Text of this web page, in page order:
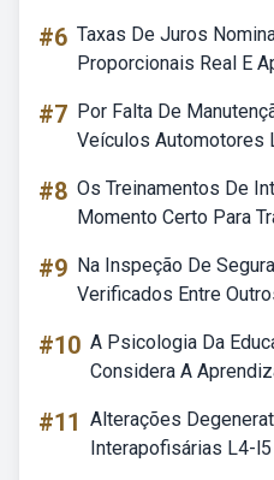
#6 Taxas De Juros
Proporcionais Real E
#7 Por Falta De
Veículos Automotores
#8 Os Treinamentos De
Momento Certo Para
#9 Na Inspeção De
Verificados Entre
#10 A Psicologia Da
Considera A
#11 Alterações
Interapofisárias L4-